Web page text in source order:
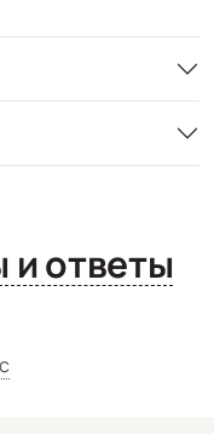
Вопросы и ответы